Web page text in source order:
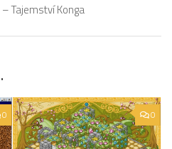
– Tajemství Konga
0 0